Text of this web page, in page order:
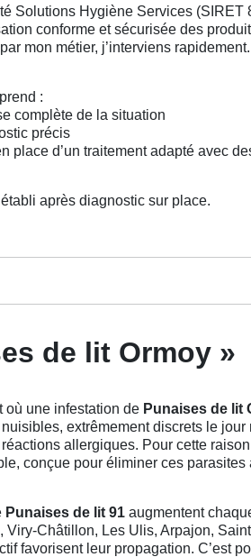
Solutions Hygiène Services
conforme et sécurisée des
mon métier, j’interviens rapidement.
:
complète de la situation
précis
place d’un traitement adapté avec
après diagnostic sur place.
de lit Ormoy »
où une infestation de Punaises de lit
extrêmement discrets le
allergiques. Pour cette
conçue pour éliminer ces
Punaises de lit 91 augmentent
Viry-Châtillon, Les Ulis, Arpajon,
favorisent leur propagation. C’est